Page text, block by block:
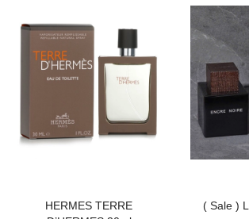
HERMES TERRE
( Sale )